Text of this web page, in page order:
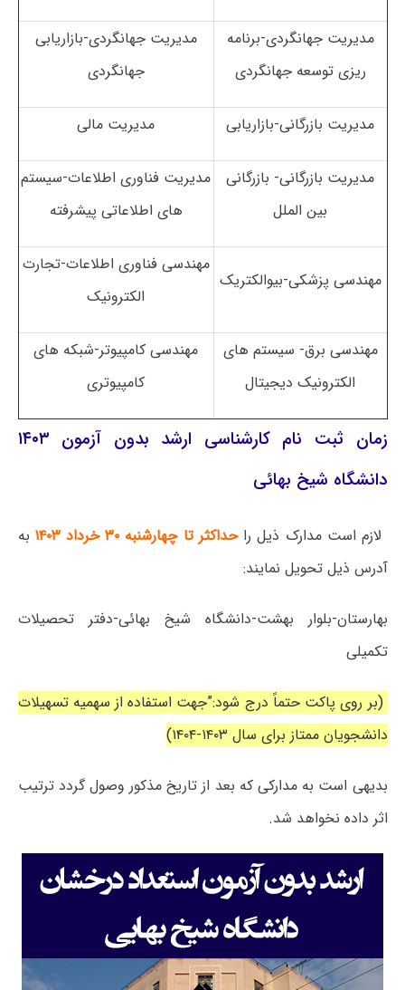
مدیریت جهانگردی-برنامه
ریزی توسعه جهانگردی
مدیریت جهانگردی-بازاریابی
جهانگردی
مدیریت بازرگانی-بازاریابی مدیریت مالی
مدیریت بازرگانی- بازرگانی
بین الملل
مدیریت فناوری اطلاعات-سیستم
های اطلاعاتی پیشرفته
مهندسی پزشکی-بیوالکتریک
مهندسی فناوری اطلاعات-تجارت
الکترونیک
مهندسی برق- سیستم های
الکترونیک دیجیتال
مهندسی کامپیوتر-شبکه های
کامپیوتری
زمان ثبت نام کارشناسی ارشد بدون آزمون ۱۴۰۳
دانشگاه شیخ بهائی
لازم است مدارک ذیل راحداکثر تا چهارشنبه ۳۰ خرداد ۱۴۰۳
به
آدرس ذیل تحویل نمایند:
بهارستان-بلوار بهشت-دانشگاه شیخ بهائی-دفتر تحصیلات
تکمیلی
(بر روی پاکت حتماً درج شود:”جهت استفاده از سهمیه تسهیلات
دانشجویان ممتاز برای سال ۱۴۰۳-۱۴۰۴)
بدیهی است به مدارکی که بعد از تاریخ مذکور وصول گردد ترتیب
اثر داده نخواهد شد.